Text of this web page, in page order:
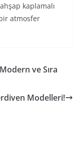
kaplamalı
atmosfer
ve Sıra
Modelleri!